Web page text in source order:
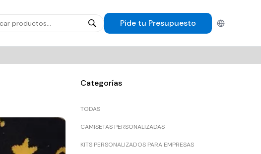
Pide tu Presupuesto Español
Categorías
TODAS
CAMISETAS PERSONALIZADAS
KITS PERSONALIZADOS PARA EMPRESAS